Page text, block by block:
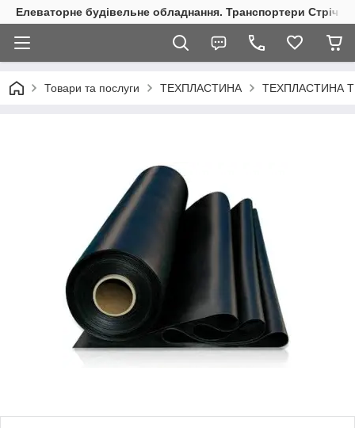
Елеваторне будівельне обладнання. Транспортери
Товари та послуги ТЕХПЛАСТИНА ТЕХПЛАСТИНА